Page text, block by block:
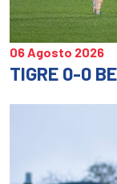
06 Agosto 2026
TIGRE 0-0